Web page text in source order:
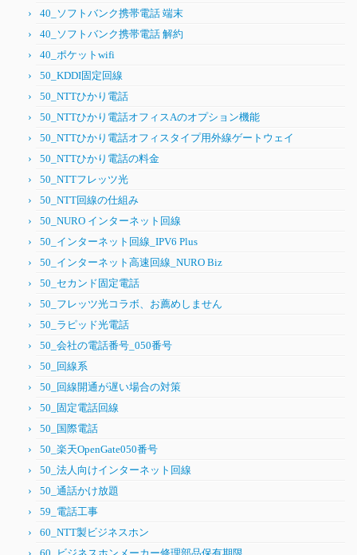
40_ソフトバンク携帯電話 端末
40_ソフトバンク携帯電話 解約
40_ポケットwifi
50_KDDI固定回線
50_NTTひかり電話
50_NTTひかり電話オフィスAのオプション機能
50_NTTひかり電話オフィスタイプ用外線ゲートウェイ
50_NTTひかり電話の料金
50_NTTフレッツ光
50_NTT回線の仕組み
50_NURO インターネット回線
50_インターネット回線_IPV6 Plus
50_インターネット高速回線_NURO Biz
50_セカンド固定電話
50_フレッツ光コラボ、お薦めしません
50_ラピッド光電話
50_会社の電話番号_050番号
50_回線系
50_回線開通が遅い場合の対策
50_固定電話回線
50_国際電話
50_楽天OpenGate050番号
50_法人向けインターネット回線
50_通話かけ放題
59_電話工事
60_NTT製ビジネスホン